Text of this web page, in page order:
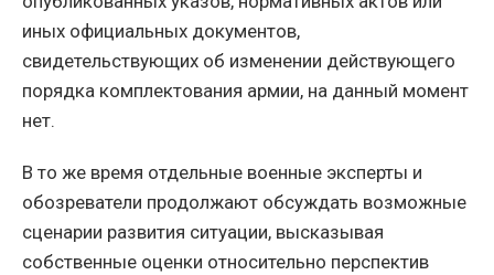
иных официальных документов,
свидетельствующих об изменении действующего
порядка комплектования армии, на данный момент
нет.
В то же время отдельные военные эксперты и
обозреватели продолжают обсуждать возможные
сценарии развития ситуации, высказывая
собственные оценки относительно перспектив